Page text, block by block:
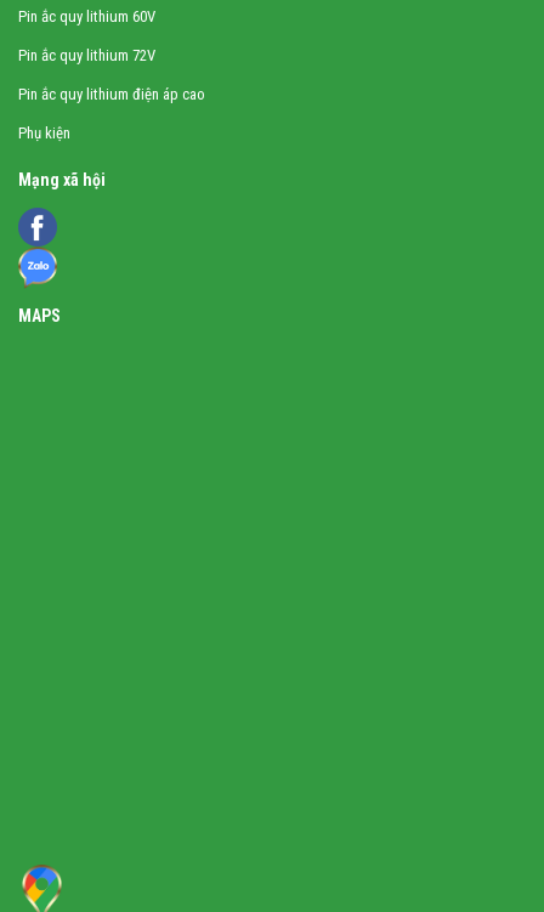
Pin ắc quy lithium 60V
Pin ắc quy lithium 72V
Pin ắc quy lithium điện áp cao
Phụ kiện
Mạng xã hội
MAPS